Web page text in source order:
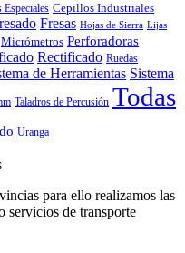
Especiales Cepillos Industriales
Fresas Hojas de Sierra Lijas
Micrómetros Perforadoras
Rectificado Ruedas
de Herramientas Sistema
Taladros de Percusión Todas
Uranga
para ello realizamos las
servicios de transporte